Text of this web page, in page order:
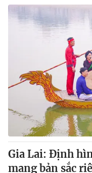
Gia Lai: Định
mang bản sắc